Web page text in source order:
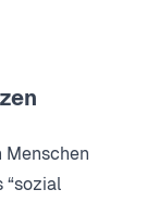
Menschen
“sozial